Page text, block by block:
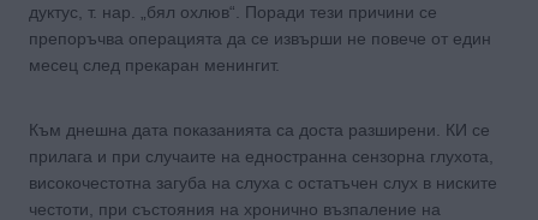
дуктус, т. нар. „бял охлюв“. Поради тези причини се
препоръчва операцията да се извърши не повече от един
месец след прекаран менингит.
Към днешна дата показанията са доста разширени. КИ се
прилага и при случаите на едностранна сензорна глухота,
високочестотна загуба на слуха с остатъчен слух в ниските
честоти, при състояния на хронично възпаление на